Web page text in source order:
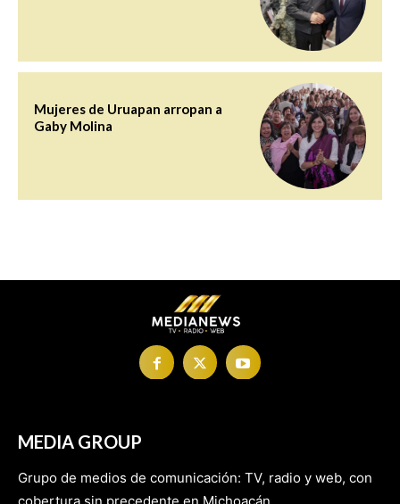
Mujeres de Uruapan arropan a
Gaby Molina
MEDIA GROUP
Grupo de medios de comunicación: TV, radio y web, con